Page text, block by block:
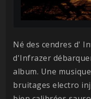
Né des cendres d'
d'Infrazer
album. Une
bruitages electro